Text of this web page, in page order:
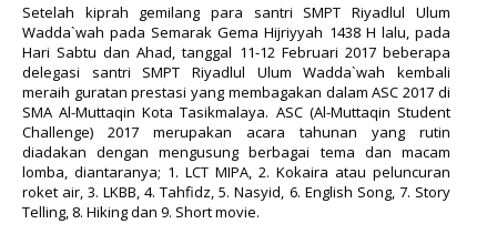
Setelah kiprah gemilang para santri SMPT Riyadlul Ulum
Wadda`wah pada Semarak Gema Hijriyyah 1438 H lalu, pada
Hari Sabtu dan Ahad, tanggal 11-12 Februari 2017 beberapa
delegasi santri SMPT Riyadlul Ulum Wadda`wah kembali
meraih guratan prestasi yang membagakan dalam ASC 2017 di
SMA Al-Muttaqin Kota Tasikmalaya. ASC (Al-Muttaqin Student
Challenge) 2017 merupakan acara tahunan yang rutin
diadakan dengan mengusung berbagai tema dan macam
lomba, diantaranya; 1. LCT MIPA, 2. Kokaira atau peluncuran
roket air, 3. LKBB, 4. Tahfidz, 5. Nasyid, 6. English Song, 7. Story
Telling, 8. Hiking dan 9. Short movie.